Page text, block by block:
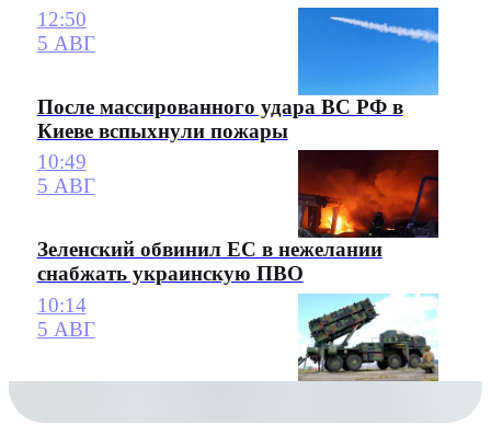
12:50
5 АВГ
После массированного удара ВС РФ в
Киеве вспыхнули пожары
10:49
5 АВГ
Зеленский обвинил ЕС в нежелании
снабжать украинскую ПВО
10:14
5 АВГ